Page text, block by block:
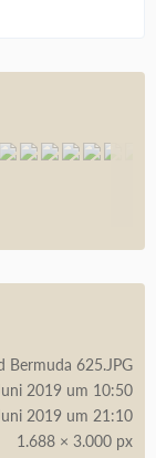
Bermuda 625.JPG
2019 um 10:50
2019 um 21:10
1.688 × 3.000 px